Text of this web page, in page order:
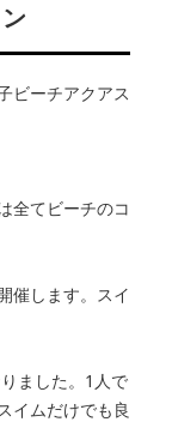
ビーチアクアス
全てビーチのコ
催します。スイ
ました。1人で
イムだけでも良